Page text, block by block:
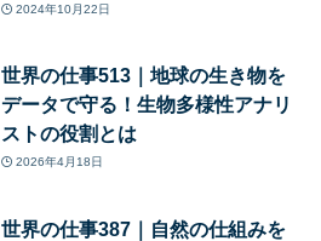
2024年10月22日
世界の仕事513｜地球の生き物を
データで守る！生物多様性アナリ
ストの役割とは
2026年4月18日
世界の仕事387｜自然の仕組みを